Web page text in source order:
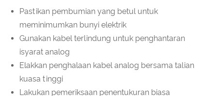
Pastikan pembumian yang betul untuk
meminimumkan bunyi elektrik
Gunakan kabel terlindung untuk penghantaran
isyarat analog
Elakkan penghalaan kabel analog bersama talian
kuasa tinggi
Lakukan pemeriksaan penentukuran biasa